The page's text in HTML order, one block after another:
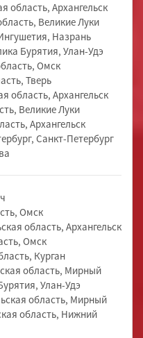
область, Архангельск
Великие Луки
Назрань
Бурятия, Улан-Удэ
Омск
Тверь
область, Архангельск
Великие Луки
Архангельск
Санкт-Петербург
Омск
область, Архангельск
Омск
Курган
область, Мирный
Улан-Удэ
область, Мирный
область, Нижний